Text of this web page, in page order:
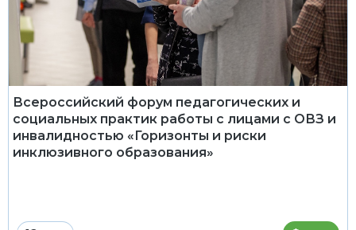
Всероссийский форум педагогических и
социальных практик работы с лицами с ОВЗ и
инвалидностью «Горизонты и риски
инклюзивного образования»